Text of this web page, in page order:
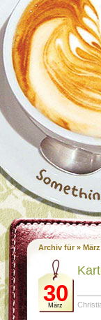
Archiv für » März
30
März